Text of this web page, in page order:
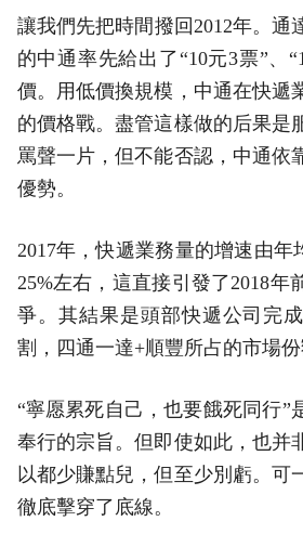
讓我們先把時間撥回2012年。通
的中通率先給出了“10元3票”、
價。用低價換規模，中通在快遞
的價格戰。盡管這樣做的后果是
罵聲一片，但不能否認，中通依
優勢。
2017年，快遞業務量的增速由年
25%左右，這直接引發了2018年
爭。其結果是頭部快遞公司完
割，四通一達+順豐所占的市場份
“寧愿累死自己，也要餓死同行”
奉行的宗旨。但即使如此，也并
以都少賺點兒，但至少別虧。可
徹底擊穿了底線。